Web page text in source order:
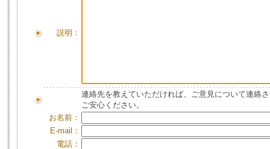
説明：
連絡先を教えていただければ、ご意見について連絡
ご安心ください。
お名前：
E-mail：
電話：